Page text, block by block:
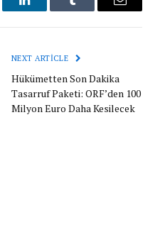
LinkedInTumblr Email
NEXT ARTICLE
Hükümetten Son Dakika
Tasarruf Paketi: ORF’den 100
Milyon Euro Daha Kesilecek